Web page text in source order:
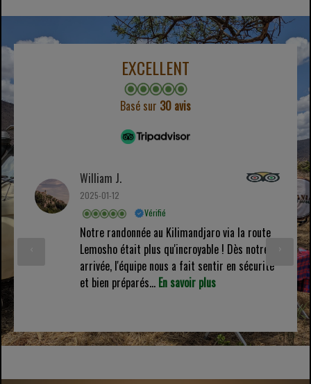
EXCELLENT
Basé sur 30 avis
William J.
2025-01-12
Vérifié
Notre randonnée au Kilimandjaro via la route
Lemosho était plus qu'incroyable ! Dès notre
arrivée, l'équipe nous a fait sentir en sécurité
et bien préparés... En savoir plus